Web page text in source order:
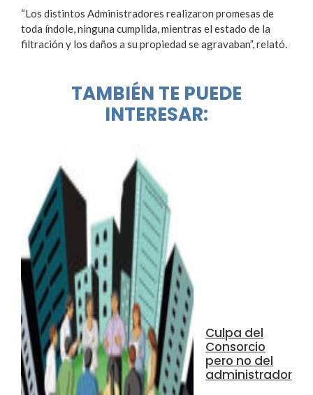
“Los distintos Administradores realizaron promesas de
toda índole, ninguna cumplida, mientras el estado de la
filtración y los daños a su propiedad se agravaban”, relató.
TAMBIÉN TE PUEDE
INTERESAR:
Culpa del
Consorcio
pero no del
administrador